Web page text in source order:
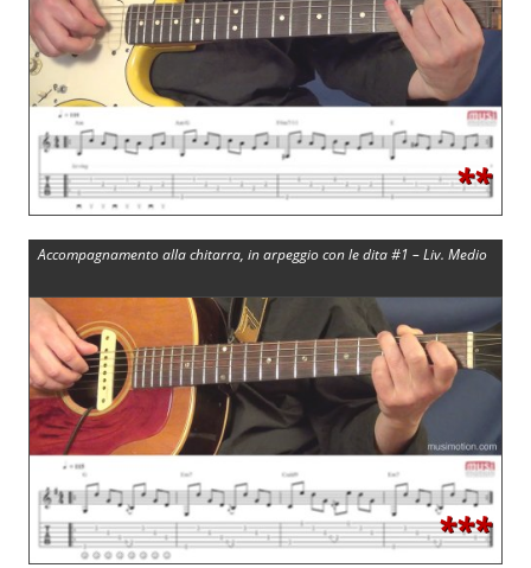
**
Accompagnamento alla chitarra, in arpeggio con le dita #1 – Liv. Medio
***